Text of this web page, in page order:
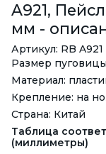
A921,
мм -
Артикул: RB
Размер
Материал:
Крепление: на
Страна: Китай
Таблица
(миллиметры)